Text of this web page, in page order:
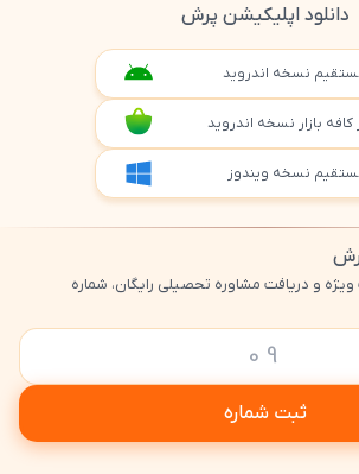
دانلود اپلیکیشن پرش
نسخه اندروید
کافه بازار نسخه اندروید
نسخه ویندوز
ویژه و دریافت مشاوره تحصیلی رایگان، شماره
ثبت شماره